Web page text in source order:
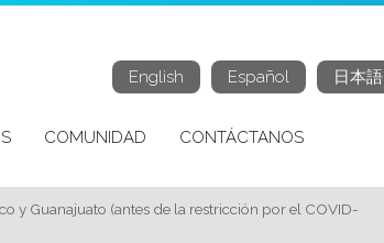
English Español 日本語
COMUNIDAD CONTÁCTANOS
y Guanajuato (antes de la restricción por el COVID-